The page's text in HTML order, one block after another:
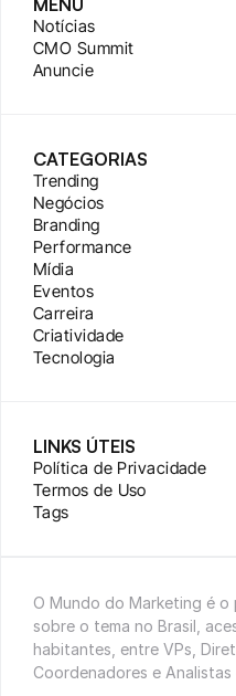
MENU
Notícias
CMO Summit
Anuncie
CATEGORIAS
Trending
Negócios
Branding
Performance
Mídia
Eventos
Carreira
Criatividade
Tecnologia
LINKS ÚTEIS
Política de Privacidade
Termos de Uso
Tags
O Mundo do Marketing é
sobre o tema no Brasil,
habitantes, entre VPs,
Coordenadores e